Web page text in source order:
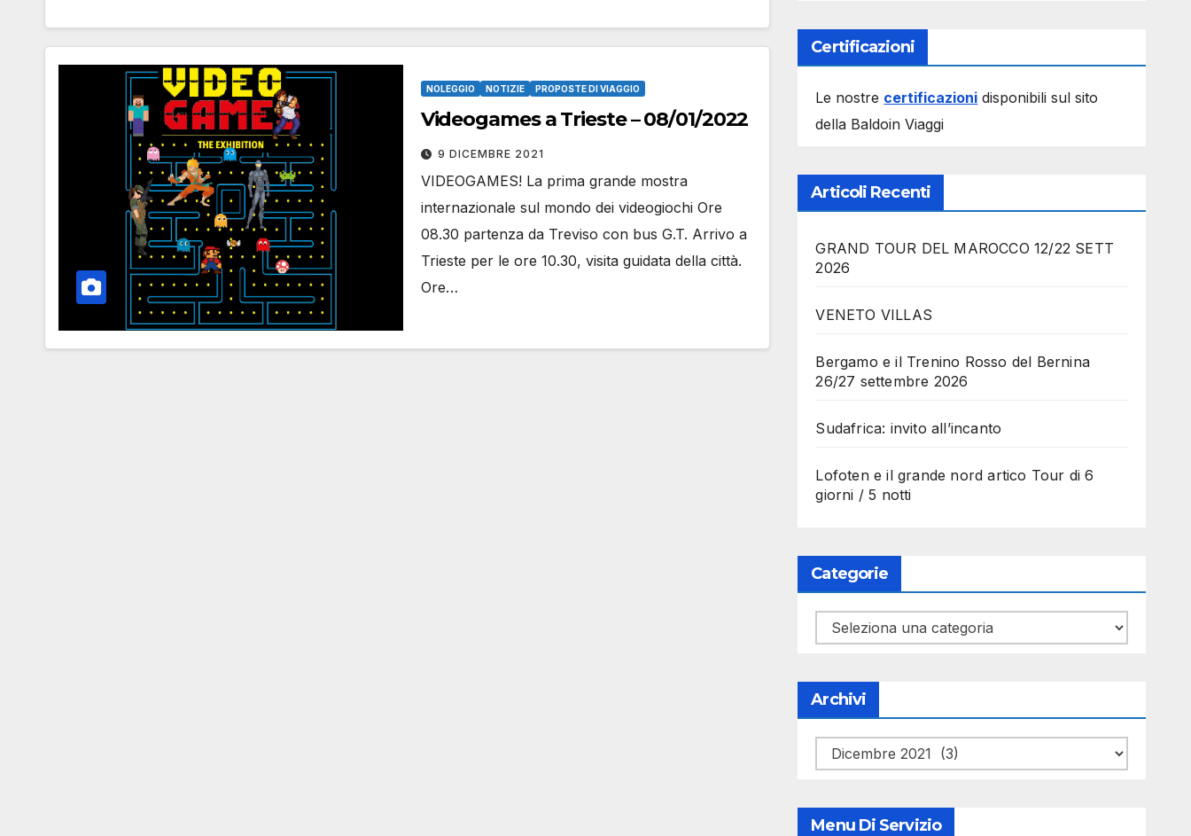
NOLEGGIO NOTIZIE PROPOSTE DI VIAGGIO
Videogames a Trieste – 08/01/2022
9 DICEMBRE 2021
VIDEOGAMES! La prima grande mostra
internazionale sul mondo dei videogiochi Ore
08.30 partenza da Treviso con bus G.T. Arrivo a
Trieste per le ore 10.30, visita guidata della città.
Ore…
Certificazioni
Le nostre certificazioni disponibili sul sito
della Baldoin Viaggi
Articoli Recenti
GRAND TOUR DEL MAROCCO 12/22 SETT
2026
VENETO VILLAS
Bergamo e il Trenino Rosso del Bernina
26/27 settembre 2026
Sudafrica: invito all’incanto
Lofoten e il grande nord artico Tour di 6
giorni / 5 notti
Categorie
Categorie
Archivi
Archivi
Menu Di Servizio